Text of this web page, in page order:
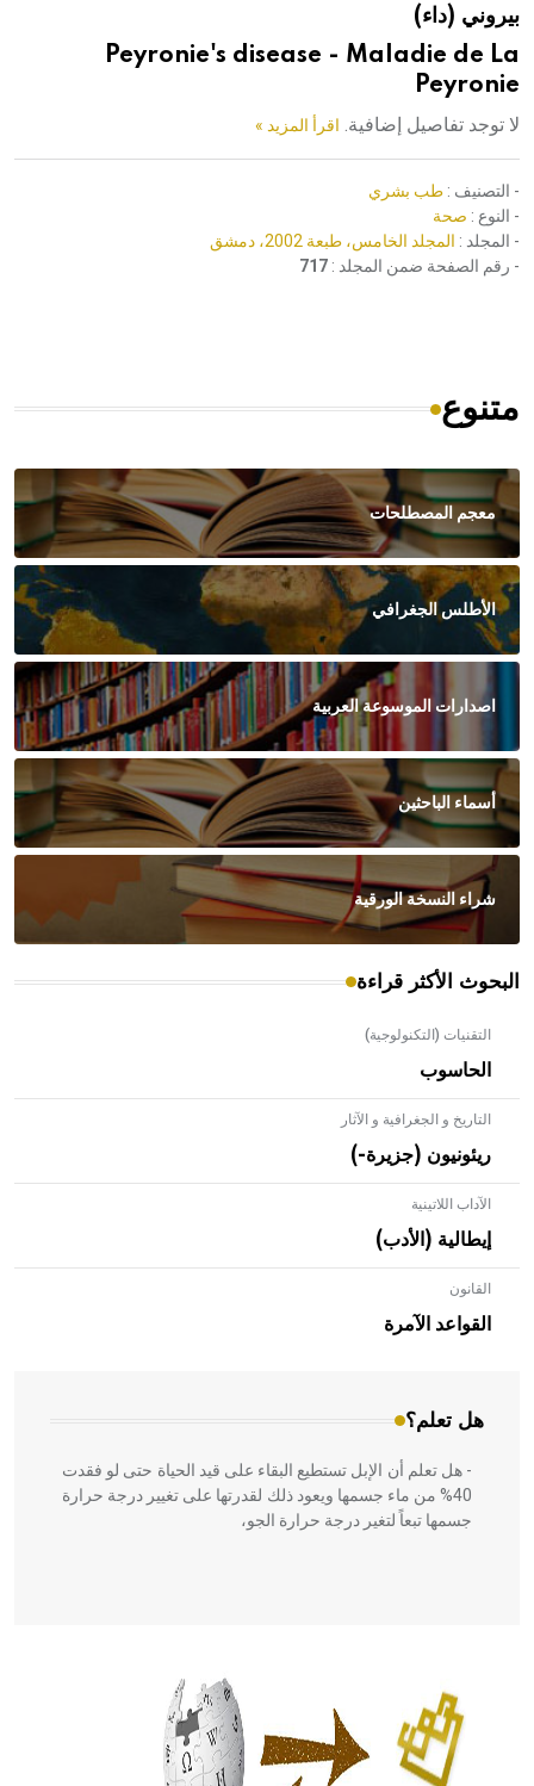
هيئة الموسوعة العربية تطلق موسوعات جديدة في عام 2026بيروني (داء)
Peyronie's disease - Maladie de La
Peyronie
لا توجد تفاصيل إضافية. اقرأ المزيد »
- التصنيف : طب بشري
- النوع : صحة
- المجلد : المجلد الخامس، طبعة 2002، دمشق
- رقم الصفحة ضمن المجلد : 717
متنوع
معجم المصطلحات
الأطلس الجغرافي
اصدارات الموسوعة العربية
أسماء الباحثين
شراء النسخة الورقية
البحوث الأكثر قراءة
التقنيات (التكنولوجية)
الحاسوب
التاريخ و الجغرافية و الآثار
ريئونيون (جزيرة-)
الآداب اللاتينية
إيطالية (الأدب)
القانون
القواعد الآمرة
هل تعلم؟
- هل تعلم أن الأبلق نوع من الفنون الهندسية التي ارتبطت
بالعمارة الإسلامية في بلاد الشام ومصر خاصة، حيث يحرص
المعمار على بناء مداميكه وخاصة في الواجهات
- هل تعلم أن الإبل تستطيع البقاء على قيد الحياة حتى لو فقدت
40% من ماء جسمها ويعود ذلك لقدرتها على تغيير درجة حرارة
جسمها تبعاً لتغير درجة حرارة الجو،
الحكم، الأدلة، تنظيم التغذية، ورسالته في جروح الرأس. ويعود
له الفضل بأنه حرر الطب من الدين والفلسفة.